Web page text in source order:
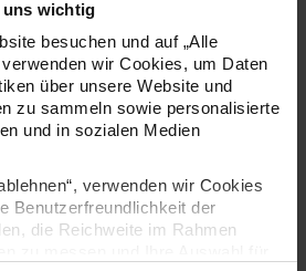
wichtig
besuchen und auf „Alle
wir Cookies, um Daten
über unsere Website und
zu sammeln sowie personalisierte
und in sozialen Medien
verwenden wir Cookies
Benutzerfreundlichkeit der
die Reichweite im Rahmen
für Zweige, Kränze oder andere
und setzt dort farbenfrohe, heitere
saisonale Dekorationen